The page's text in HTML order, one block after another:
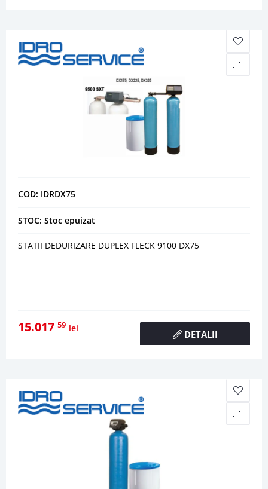
COD: IDRDX75
STOC: Stoc epuizat
STATII DEDURIZARE DUPLEX FLECK 9100 DX75
15.017 59 lei
DETALII